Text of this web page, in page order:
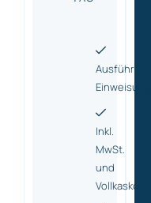
Ausführliche
Einweisung
Inkl.
MwSt.
und
Vollkasko